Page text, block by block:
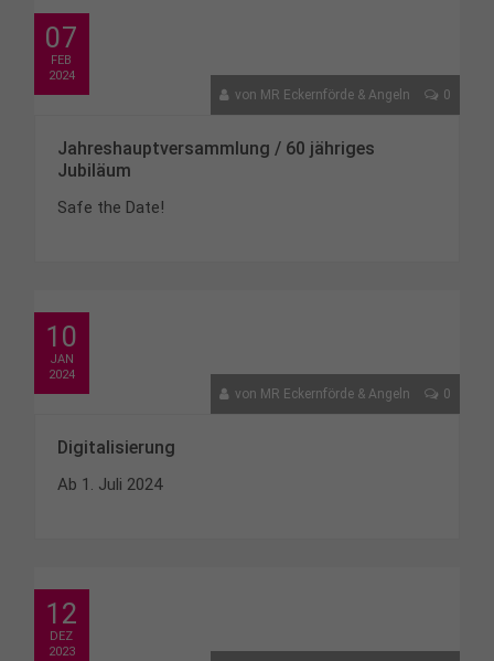
07
FEB
2024
von MR Eckernförde & Angeln 0
Jahreshauptversammlung / 60 jähriges
Jubiläum
Safe the Date!
10
JAN
2024
von MR Eckernförde & Angeln 0
Digitalisierung
Ab 1. Juli 2024
12
DEZ
2023